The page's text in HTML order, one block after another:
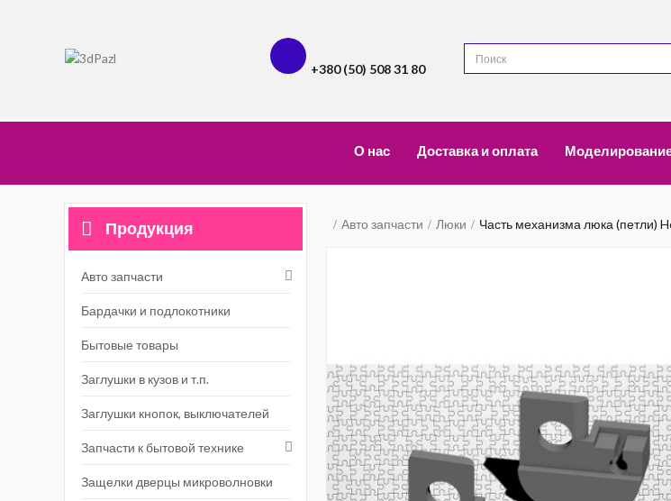
+380 (50) 508 31 80
О нас Доставка и оплата
Продукция
Авто запчасти
Бардачки и подлокотники
Бытовые товары
Заглушки в кузов и т.п.
Заглушки кнопок, выключателей
Запчасти к бытовой технике
Защелки дверцы микроволновки
Авто запчасти Люки Часть механизма люка (петли)